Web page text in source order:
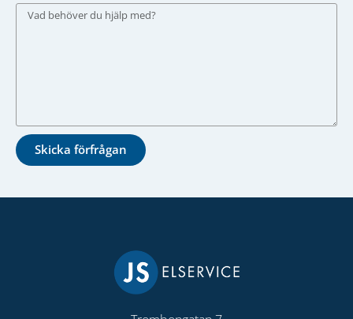
Skicka förfrågan